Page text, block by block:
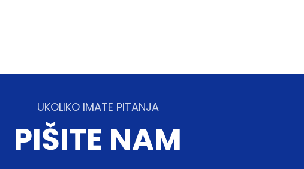
UKOLIKO IMATE PITANJA
PIŠITE NAM